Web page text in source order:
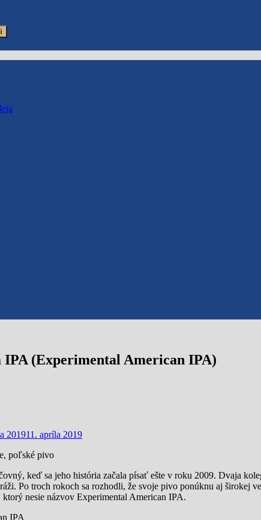
(Experimental American IPA)
201911. apríla 2019
keď sa jeho história začala písať ešte v roku 2009. Dvaja
Po troch rokoch sa rozhodli, že svoje pivo ponúknu aj širokej
nesie názvov Experimental American IPA.
IPA